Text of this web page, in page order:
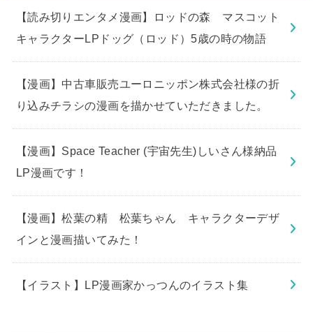
【読み切りエンタメ漫画】ロッドの森 マスコット
キャラクターLPドッグ（ロッド）5歳の時の物語
【漫画】中古車販売ユーロニッポン株式会社様の折
り込みチラシの漫画を描かせていただきました。
【漫画】Space Teacher (宇宙先生)しいさん様納品
LP漫画です！
【漫画】松葉の精 松葉ちゃん キャラクターデザ
インと漫画描いてみた！
【イラスト】LP漫画家かっつんのイラスト集